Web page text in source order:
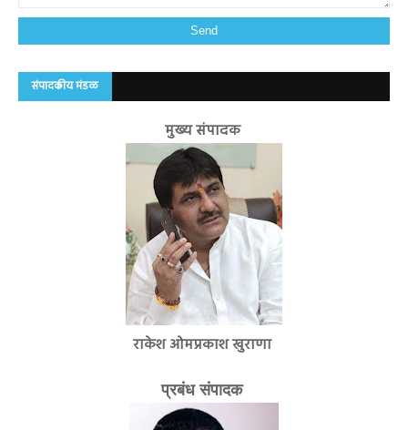
संपादकीय मंडळ
मुख्य संपादक
राकेश ओमप्रकाश खुराणा
प्रबंध संपादक